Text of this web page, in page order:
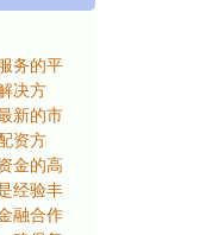
务的平
决方
新的市
资方
金的高
经验丰
融合作